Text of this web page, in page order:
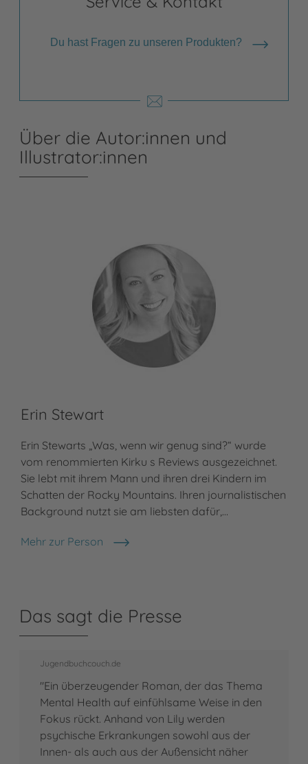
Du hast Fragen zu unseren Produkten?
Über die Autor:innen und
Illustrator:innen
Erin Stewart
Erin Stewarts „Was, wenn wir genug sind?“ wurde
vom renommierten Kirku s Reviews ausgezeichnet.
Sie lebt mit ihrem Mann und ihren drei Kindern im
Schatten der Rocky Mountains. Ihren journalistischen
Background nutzt sie am liebsten dafür,…
Mehr zur Person
Erin Stewart
Das sagt die Presse
Jugendbuchcouch.de
"Ein überzeugender Roman, der das Thema
Mental Health auf einfühlsame Weise in den
Fokus rückt. Anhand von Lily werden
psychische Erkrankungen sowohl aus der
Innen- als auch aus der Außensicht näher